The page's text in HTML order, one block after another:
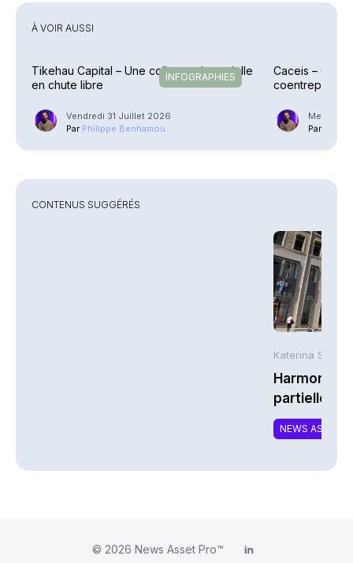
À VOIR AUSSI
INFOGRAPHIES
Tikehau Capital – Une collecte trimestrielle
en chute libre
Vendredi 31 Juillet 2026
Par Philippe Benhamou
Caceis –
coentreprise
Mercredi
Par
CONTENUS SUGGÉRÉS
Katerina
Harmonie
partielle du
MTCAT
NEWS
© 2026 News Asset Pro™ LinkedIn